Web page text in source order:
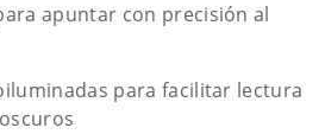
apuntar con precisión al
para facilitar lectura